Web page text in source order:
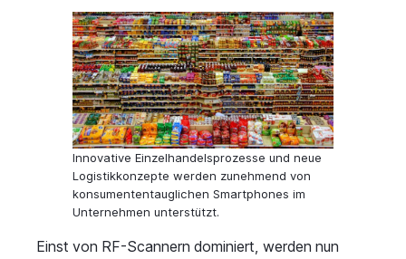
Innovative Einzelhandelsprozesse und neue
Logistikkonzepte werden zunehmend von
konsumententauglichen Smartphones im
Unternehmen unterstützt.
Einst von RF-Scannern dominiert, werden nun